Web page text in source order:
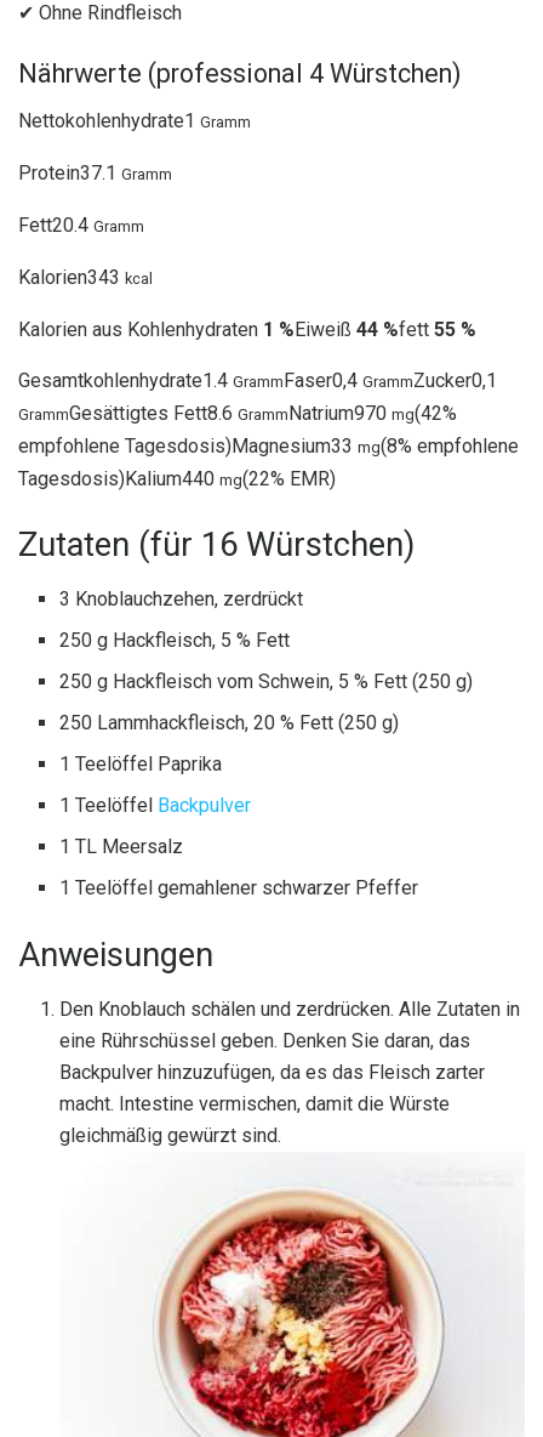
✔ Ohne Rindfleisch
Nährwerte (professional 4 Würstchen)
Nettokohlenhydrate1 Gramm
Protein37.1 Gramm
Fett20.4 Gramm
Kalorien343 kcal
Kalorien aus Kohlenhydraten 1 %Eiweiß 44 %fett 55 %
Gesamtkohlenhydrate1.4 GrammFaser0,4 GrammZucker0,1
GrammGesättigtes Fett8.6 GrammNatrium970 mg(42%
empfohlene Tagesdosis)Magnesium33 mg(8% empfohlene
Tagesdosis)Kalium440 mg(22% EMR)
Zutaten (für 16 Würstchen)
3 Knoblauchzehen, zerdrückt
250 g Hackfleisch, 5 % Fett
250 g Hackfleisch vom Schwein, 5 % Fett (250 g)
250 Lammhackfleisch, 20 % Fett (250 g)
1 Teelöffel Paprika
1 Teelöffel Backpulver
1 TL Meersalz
1 Teelöffel gemahlener schwarzer Pfeffer
Anweisungen
Den Knoblauch schälen und zerdrücken. Alle Zutaten in
eine Rührschüssel geben. Denken Sie daran, das
Backpulver hinzuzufügen, da es das Fleisch zarter
macht. Intestine vermischen, damit die Würste
gleichmäßig gewürzt sind.